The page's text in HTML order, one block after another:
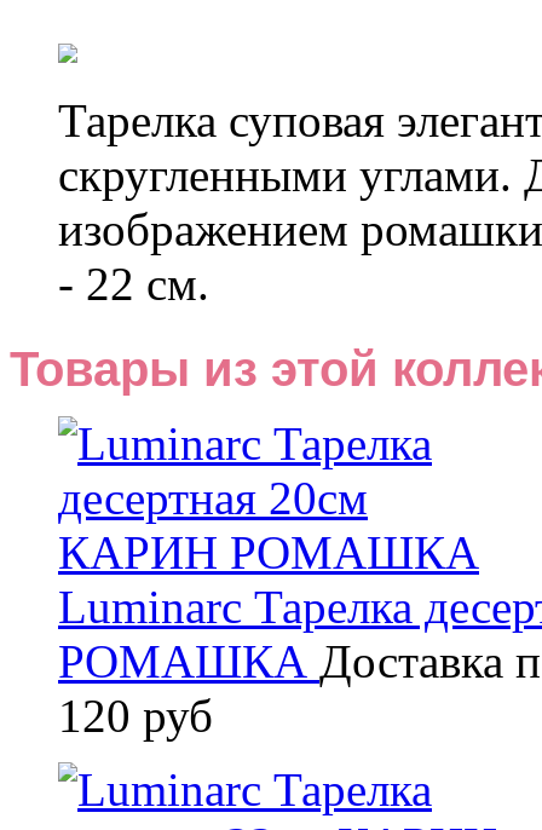
Тарелка суповая
скругленными углами.
изображением
- 22 см.
Товары из этой
Luminarc Тарелка
РОМАШКА Доставка
120 руб